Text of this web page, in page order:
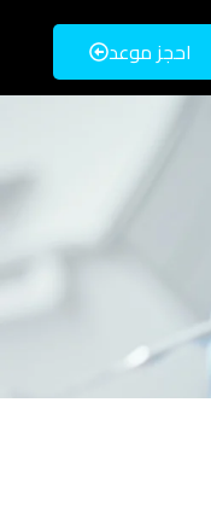
احجز موعد